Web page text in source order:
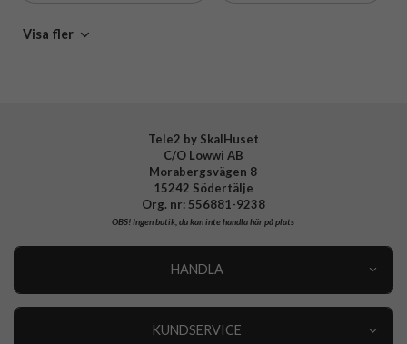
CARE by PanzerGlass
Visa fler
Tele2 by SkalHuset
C/O Lowwi AB
Morabergsvägen 8
15242 Södertälje
Org. nr: 556881-9238
OBS!Ingen butik, du kan inte handla här på plats
HANDLA
KUNDSERVICE